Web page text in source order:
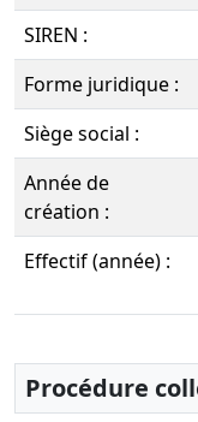
SIREN :
Forme juridique :
Siège social :
Année de
création :
Effectif (année) :
Procédure